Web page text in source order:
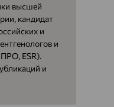
высшей
кандидат
и
и
ESR).
и